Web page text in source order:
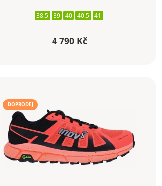
38.5 39 40 40.5 41
4 790 Kč
DOPRODEJ